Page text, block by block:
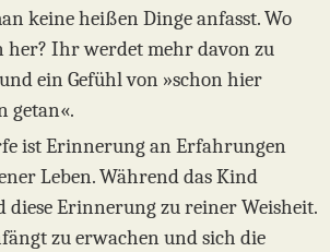
keine heißen Dinge anfasst. Wo
her? Ihr werdet mehr davon zu
ein Gefühl von »schon hier
getan«.
ist Erinnerung an Erfahrungen
Leben. Während das Kind
Erinnerung zu reiner Weisheit.
zu erwachen und sich die